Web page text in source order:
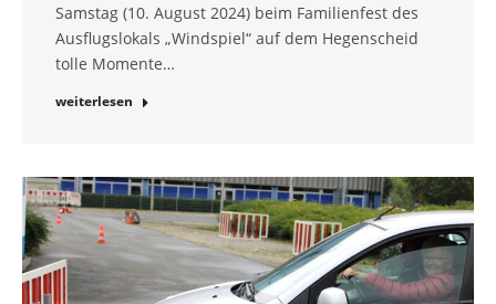
Samstag (10. August 2024) beim Familienfest des
Ausflugslokals „Windspiel“ auf dem Hegenscheid
tolle Momente…
weiterlesen